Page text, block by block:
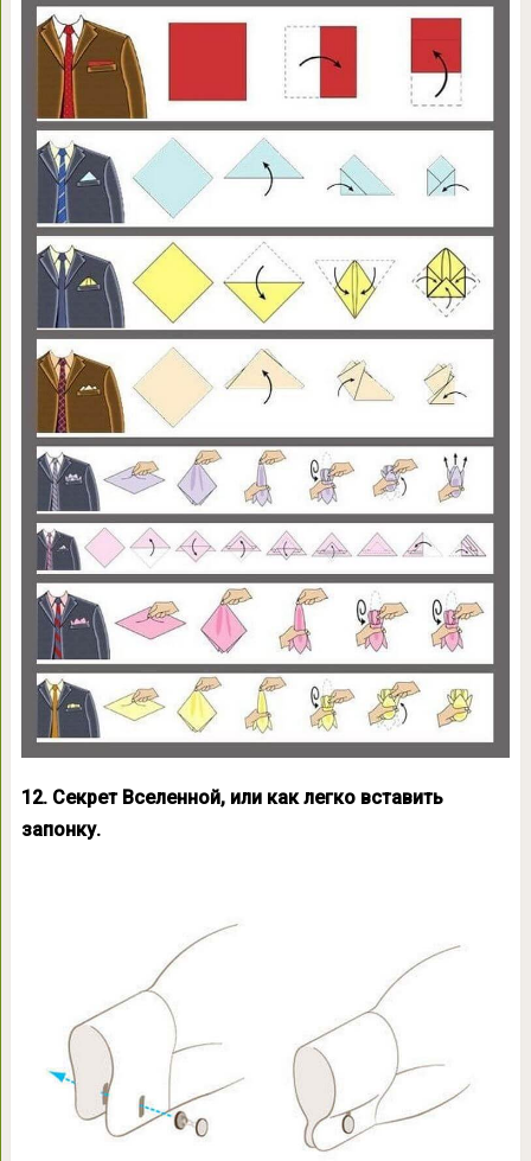
12. Секрет Вселенной, или как легко вставить
запонку.